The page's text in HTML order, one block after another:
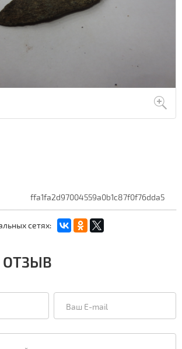
ffa1fa2d97004559a0b1c87f0f76dda5
сетях:
ОТЗЫВ